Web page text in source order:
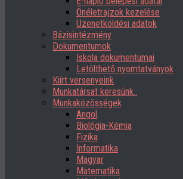
Önéletrajzok kezelése
Üzenetköldési adatok
Bázisintézmény
Dokumentumok
Iskola dokumentumai
Letölthető nyomtatványok
Kiírt versenyeink
Munkatársat keresünk..
Munkaközösségek
Angol
Biológia-Kémia
Fizika
Informatika
Magyar
Matematika